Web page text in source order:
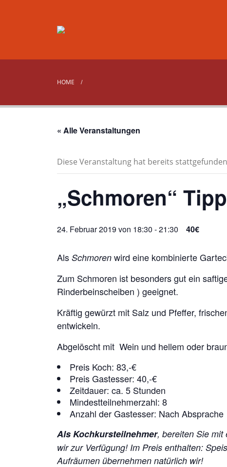
HOME
« Alle Veranstaltungen
Diese Veranstaltung hat bereits
„Schmoren“
24. Februar 2019 von 18:30 -21:30 40€
Als Schmoren wird eine kombinierte
Zum Schmoren ist besonders gut ein
Rinderbeinscheiben ) geeignet.
Kräftig gewürzt mit Salz und Pfeffer,
entwickeln.
Abgelöscht mit Wein und hellem oder
Preis Koch: 83,-€
Preis Gastesser: 40,-€
Zeitdauer: ca. 5 Stunden
Mindestteilnehmerzahl: 8
Anzahl der Gastesser: Nach Absprache
Als Kochkursteilnehmer, bereiten Sie mit
wir zur Verfügung! Im Preis enthalten:
Aufräumen übernehmen natürlich wir!